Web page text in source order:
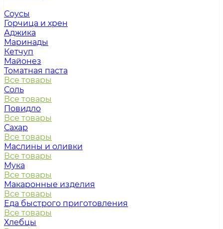
Соусы
Горчица и хрен
Аджика
Маринады
Кетчуп
Майонез
Томатная паста
Все товары
Соль
Все товары
Повидло
Все товары
Сахар
Все товары
Маслины и оливки
Все товары
Мука
Все товары
Макаронные изделия
Все товары
Еда быстрого приготовления
Все товары
Хлебцы